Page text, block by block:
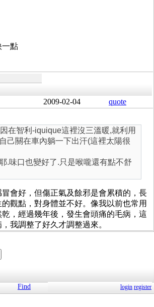
一點
2009-02-04 quote
在智利-iquique這裡沒三溫暖,就利用
己關在車內躺一下出汗(這裡太陽很
.味口也變好了.只是喉嚨還有點不舒
會好，但傷正氣及餘邪是會累積的，長
觀點，對身體並不好。像我以前也常用
，經過幾年後，發生會頭痛的毛病，這
我調整了好久才調整過來。
Find login register